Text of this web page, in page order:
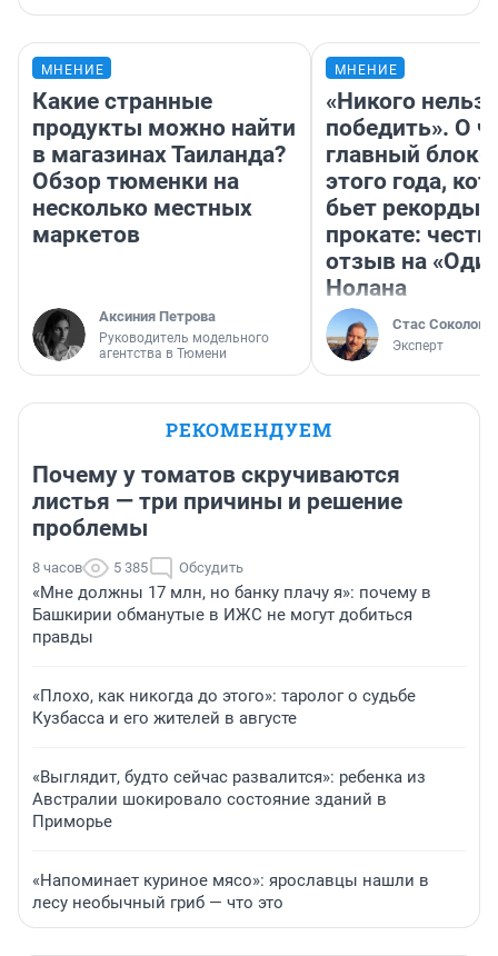
МНЕНИЕ
Какие странные
продукты можно найти
в магазинах Таиланда?
Обзор тюменки на
несколько местных
маркетов
Аксиния Петрова
Руководитель модельного
агентства в Тюмени
МНЕНИЕ
«Никого нельзя
победить». О
главный
этого года,
бьет рекорды в
прокате:
отзыв на
Нолана
Стас Соколов
Эксперт
РЕКОМЕНДУЕМ
Почему у томатов скручиваются
листья — три причины и решение
проблемы
8 часов 5 385 Обсудить
«Мне должны 17 млн, но банку плачу я»: почему в
Башкирии обманутые в ИЖС не могут добиться
правды
«Плохо, как никогда до этого»: таролог о судьбе
Кузбасса и его жителей в августе
«Выглядит, будто сейчас развалится»: ребенка из
Австралии шокировало состояние зданий в
Приморье
«Напоминает куриное мясо»: ярославцы нашли в
лесу необычный гриб — что это